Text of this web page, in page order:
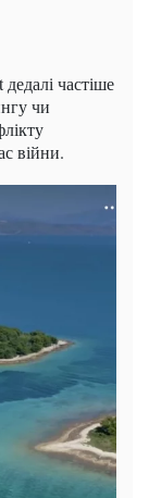
частіше
чи
війни.